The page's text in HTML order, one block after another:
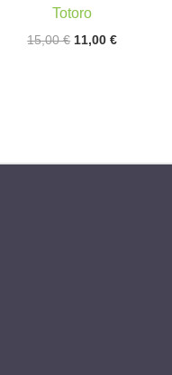
Totoro
15,00€ Algne
11,00€Praegune